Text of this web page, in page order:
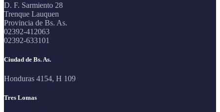
D. F. Sarmiento 28
Trenque Lauquen
Provincia de Bs. As.
02392-412063
02392-633101
Ciudad de Bs. As.
Honduras 4154, H 109
Tres Lomas